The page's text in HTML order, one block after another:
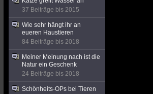
37 Beiträge bis 2015
Wie sehr hängt ihr an
eueren Haustieren
84 Beiträge bis 2018
Meiner Meinung nach ist die
Natur ein Geschenk
24 Beiträge bis 2018
Schönheits-OPs bei Tieren